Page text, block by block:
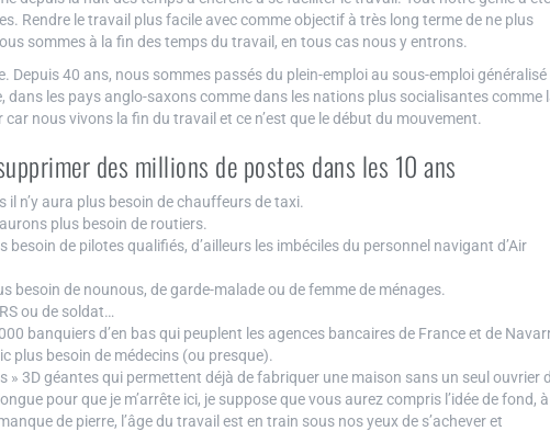
Rendre le travail plus facile avec comme objectif à très long terme de ne plus
sommes à la fin des temps du travail, en tous cas nous y entrons.
Depuis 40 ans, nous sommes passés du plein-emploi au sous-emploi généralisé
dans les pays anglo-saxons comme dans les nations plus socialisantes comme
nous vivons la fin du travail et ce n’est que le début du mouvement.
des millions de postes dans les 10 ans
il n’y aura plus besoin de chauffeurs de taxi.
plus besoin de routiers.
de pilotes qualifiés, d’ailleurs les imbéciles du personnel navigant d’Air
besoin de nounous, de garde-malade ou de femme de ménages.
ou de soldat…
banquiers d’en bas qui peuplent les agences bancaires de France et de
plus besoin de médecins (ou presque).
» 3D géantes qui permettent déjà de fabriquer une maison sans un seul ouvrier
pour que je m’arrête ici, je suppose que vous aurez compris l’idée de fond, à
de pierre, l’âge du travail est en train sous nos yeux de s’achever et